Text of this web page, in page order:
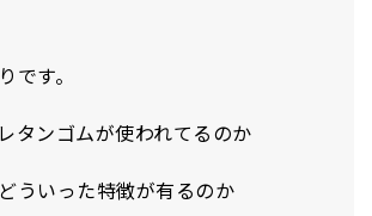
です。
タンゴムが使われてるのか
ういった特徴が有るのか